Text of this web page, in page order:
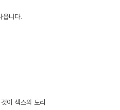
옵니다.
이 섹스의 도리